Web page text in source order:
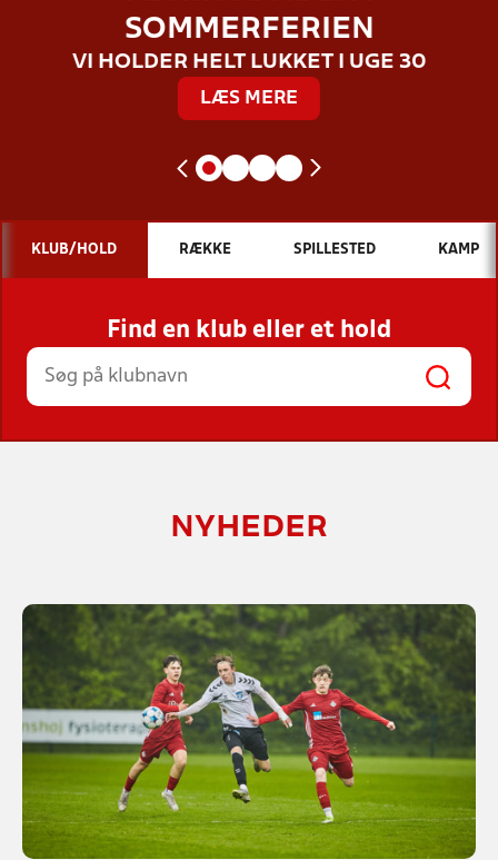
SOMMERFERIEN
VI HOLDER HELT LUKKET I UGE 30
LÆS MERE
KLUB/HOLD RÆKKE SPILLESTED KAMP
Find en klub eller et hold
NYHEDER